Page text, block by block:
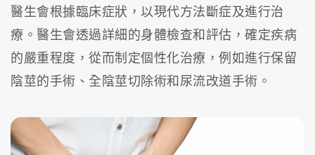
醫生會根據臨床症狀，以現代方法斷症及進行治
療。醫生會透過詳細的身體檢查和評估，確定疾病
的嚴重程度，從而制定個性化治療，例如進行保留
陰莖的手術、全陰莖切除術和尿流改道手術。